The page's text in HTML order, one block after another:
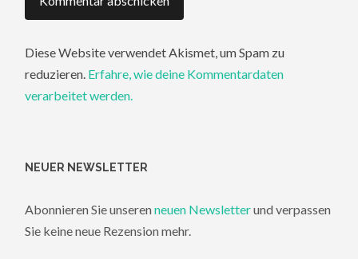
Diese Website verwendet Akismet, um Spam zu
reduzieren. Erfahre, wie deine Kommentardaten
verarbeitet werden.
NEUER NEWSLETTER
Abonnieren Sie unserenneuen Newsletterund verpassen
Sie keine neue Rezension mehr.